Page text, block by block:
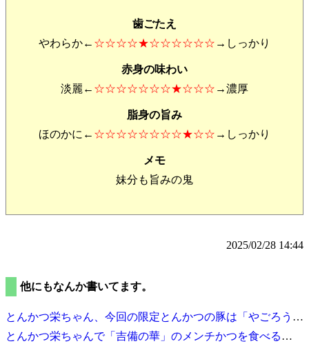
歯ごたえ
やわらか← ☆☆☆☆★☆☆☆☆☆☆ →しっかり
赤身の味わい
淡麗← ☆☆☆☆☆☆☆★☆☆☆ →濃厚
脂身の旨み
ほのかに← ☆☆☆☆☆☆☆☆★☆☆ →しっかり
メモ
妹分も旨みの鬼
2025/02/28 14:44
他にもなんか書いてます。
とんかつ栄ちゃん、今回の限定とんかつの豚は
やごろう豚OX
とんかつ栄ちゃんで
吉備の華 のメンチかつを食べる